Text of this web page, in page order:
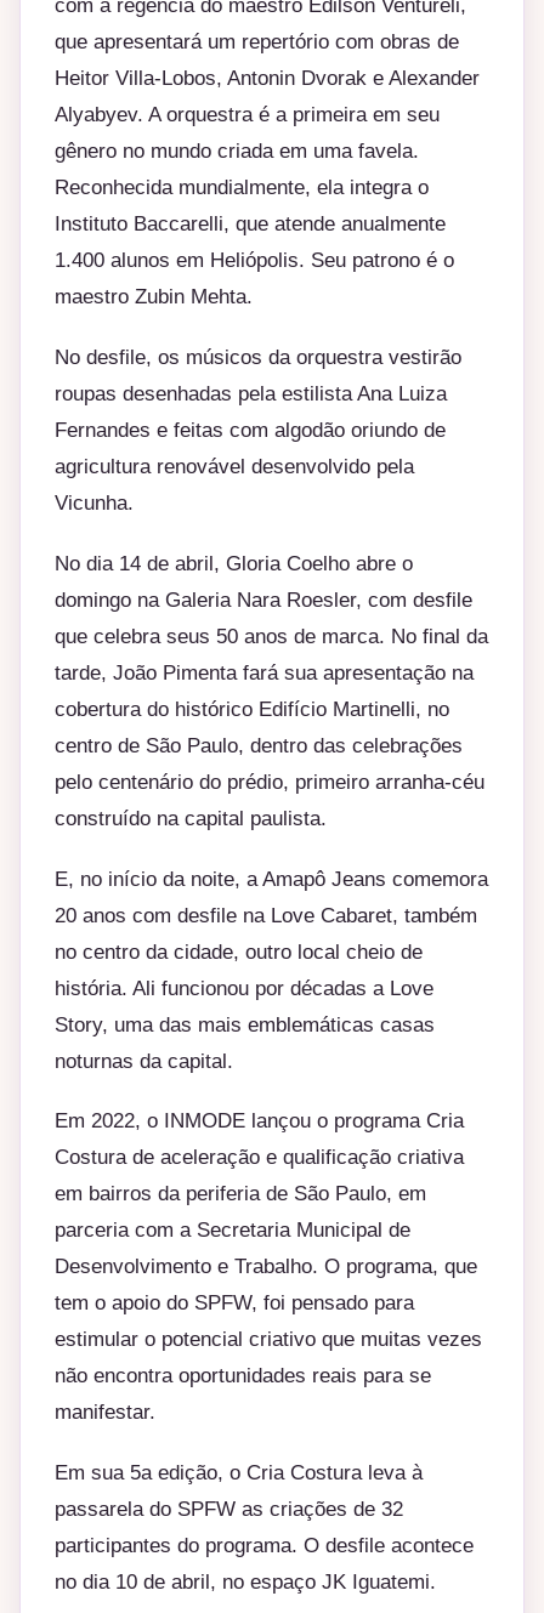
que apresentará um repertório com obras de
Heitor Villa-Lobos, Antonin Dvorak e Alexander
Alyabyev. A orquestra é a primeira em seu
gênero no mundo criada em uma favela.
Reconhecida mundialmente, ela integra o
Instituto Baccarelli, que atende anualmente
1.400 alunos em Heliópolis. Seu patrono é o
maestro Zubin Mehta.
No desfile, os músicos da orquestra vestirão
roupas desenhadas pela estilista Ana Luiza
Fernandes e feitas com algodão oriundo de
agricultura renovável desenvolvido pela
Vicunha.
No dia 14 de abril, Gloria Coelho abre o
domingo na Galeria Nara Roesler, com desfile
que celebra seus 50 anos de marca. No final da
tarde, João Pimenta fará sua apresentação na
cobertura do histórico Edifício Martinelli, no
centro de São Paulo, dentro das celebrações
pelo centenário do prédio, primeiro arranha-céu
construído na capital paulista.
E, no início da noite, a Amapô Jeans comemora
20 anos com desfile na Love Cabaret, também
no centro da cidade, outro local cheio de
história. Ali funcionou por décadas a Love
Story, uma das mais emblemáticas casas
noturnas da capital.
Em 2022, o INMODE lançou o programa Cria
Costura de aceleração e qualificação criativa
em bairros da periferia de São Paulo, em
parceria com a Secretaria Municipal de
Desenvolvimento e Trabalho. O programa, que
tem o apoio do SPFW, foi pensado para
estimular o potencial criativo que muitas vezes
não encontra oportunidades reais para se
manifestar.
Em sua 5a edição, o Cria Costura leva à
passarela do SPFW as criações de 32
participantes do programa. O desfile acontece
no dia 10 de abril, no espaço JK Iguatemi.